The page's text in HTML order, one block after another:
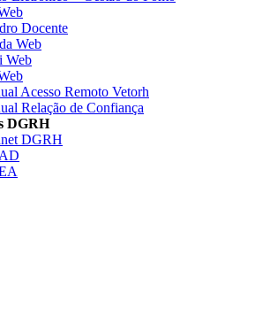
Docente
Web
Web
Acesso Remoto Vetorh
Relação de Confiança
DGRH
DGRH